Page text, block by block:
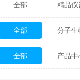
全部 精品仪
Glycon Biochem
Echelon Biosciences
全部 分子生
化学及生物化学试剂
全部 产品中